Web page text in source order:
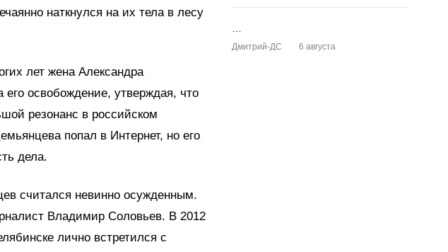
наткнулся на их тела в лесу
лет жена Александра
освобождение, утверждая, что
резонанс в российском
попал в Интернет, но его
дела.
считался невинно осужденным.
Владимир Соловьев. В 2012
лично встретился с
Дмитрий-ДС 6 августа